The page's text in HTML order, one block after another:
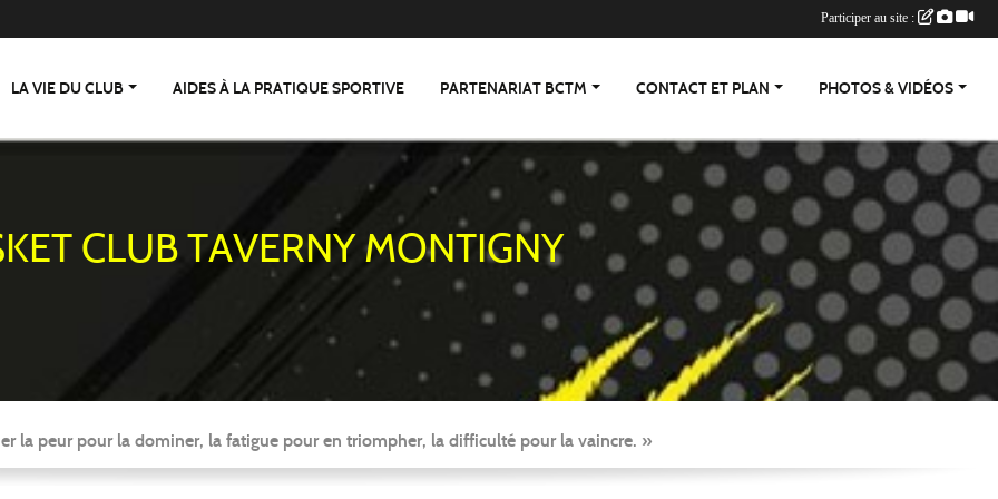
LA VIE DU CLUB AIDES À LA PRATIQUE SPORTIVE PARTENARIAT BCTM CONTACT ET PLAN PHOTOS & VIDÉOS
CLUB TAVERNY MONTIGNY
la peur pour la dominer, la fatigue pour en triompher, la difficulté pour la vaincre. »
Participer au site :